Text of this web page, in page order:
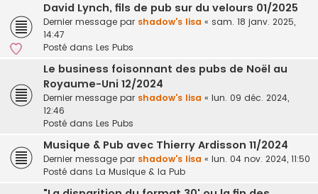
David Lynch, fils de pub sur du velours 01/2025
Dernier message par shadow's lisa « sam. 18 janv. 2025,
14:47
Posté dans Les Pubs
Le business foisonnant des pubs de Noël au
Royaume-Uni 12/2024
Dernier message par shadow's lisa « lun. 09 déc. 2024,
12:46
Posté dans Les Pubs
Musique & Pub avec Thierry Ardisson 11/2024
Dernier message par shadow's lisa « lun. 04 nov. 2024, 11:50
Posté dans La Musique & la Pub